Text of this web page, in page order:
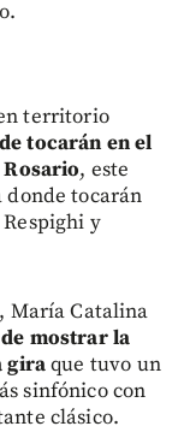
territorio
tocarán en el
, este
donde tocarán
y
María Catalina
mostrar la
giraque tuvo un
sinfónico con
clásico.